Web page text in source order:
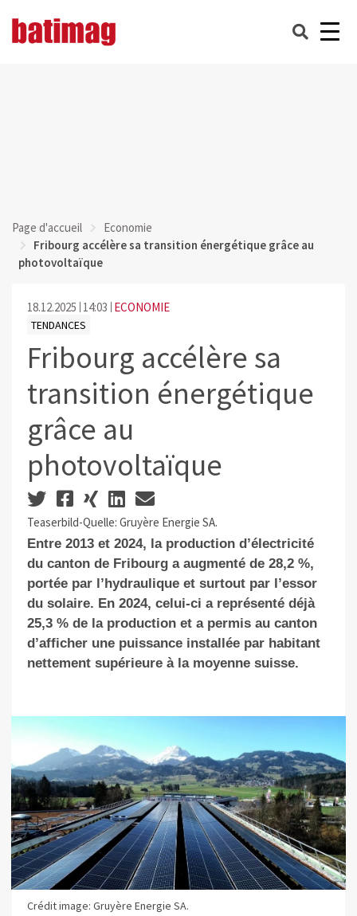
Page d'accueil
Economie
Fribourg accélère sa transition énergétique grâce au
photovoltaïque
18.12.2025 14:03 ECONOMIE
TENDANCES
Fribourg accélère sa
transition énergétique
grâce au
photovoltaïque
Teaserbild-Quelle: Gruyère Energie SA.
Entre 2013 et 2024, la production d’électricité
du canton de Fribourg a augmenté de 28,2 %,
portée par l’hydraulique et surtout par l’essor
du solaire. En 2024, celui‑ci a représenté déjà
25,3 % de la production et a permis au canton
d’afficher une puissance installée par habitant
nettement supérieure à la moyenne suisse.
Crédit image: Gruyère Energie SA.